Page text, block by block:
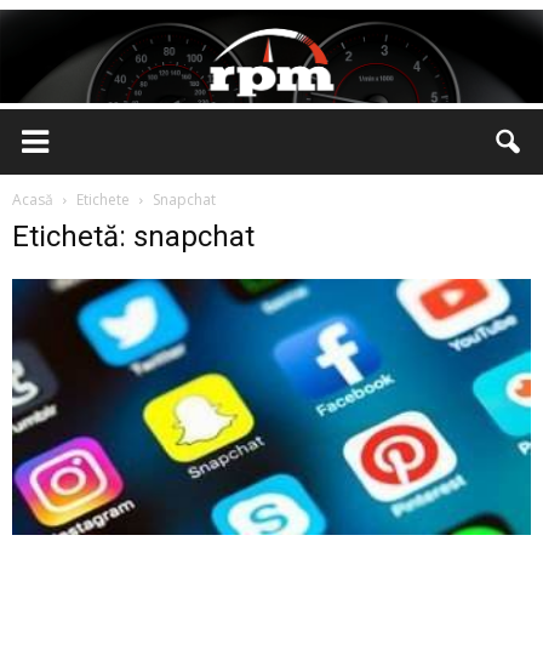
Minut
Acasă Etichete Snapchat
Etichetă: snapchat